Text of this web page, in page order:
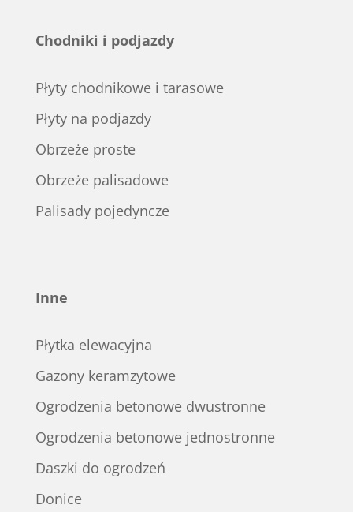
Chodniki i podjazdy
Płyty chodnikowe i tarasowe
Płyty na podjazdy
Obrzeże proste
Obrzeże palisadowe
Palisady pojedyncze
Inne
Płytka elewacyjna
Gazony keramzytowe
Ogrodzenia betonowe dwustronne
Ogrodzenia betonowe jednostronne
Daszki do ogrodzeń
Donice